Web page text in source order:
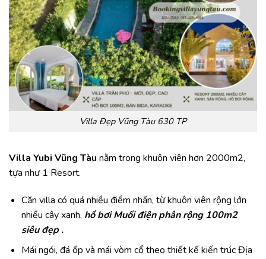
Villa Đẹp Vũng Tàu 630 TP
Villa Yubi Vũng Tàu nằm trong khuôn viên hơn 2000m2,
tựa như 1 Resort.
Căn villa có quá nhiều điểm nhấn, từ khuôn viên rộng lớn
nhiều cây xanh. hồ bơi Muối điện phân rộng 100m2
siêu đẹp .
Mái ngói, đá ốp và mái vòm cổ theo thiết kế kiến trúc Địa